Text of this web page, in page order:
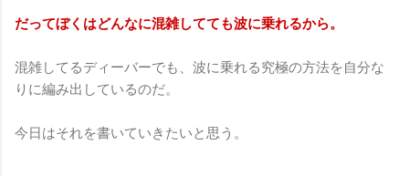
だってぼくはどんなに混雑してても波に乗れるから。
混雑してるディーバーでも、波に乗れる究極の方法を自分な
りに編み出しているのだ。
今日はそれを書いていきたいと思う。